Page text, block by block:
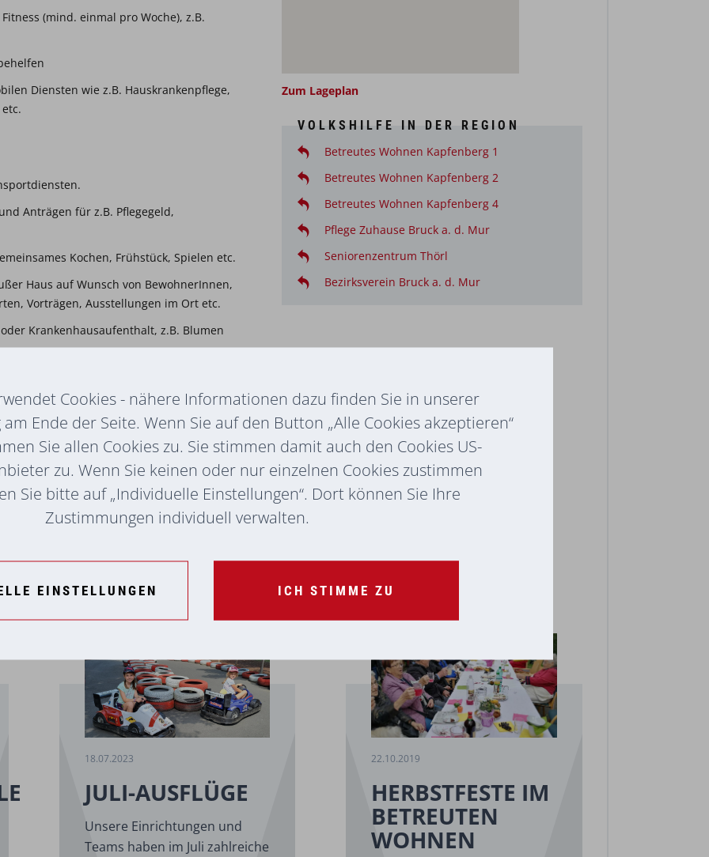
(mind. einmal pro Woche), z.B.
Diensten wie z.B. Hauskrankenpflege,
Anträgen für z.B. Pflegegeld,
Kochen, Frühstück, Spielen etc.
Haus auf Wunsch von BewohnerInnen,
Vorträgen, Ausstellungen im Ort etc.
Krankenhausaufenthalt, z.B. Blumen
sehr gerne eingegangen.
sind ortsüblich und werden Ihnen direkt
für die Betreuungsleistung werden vom
Zum Lageplan
VOLKSHILFE IN DER REGION
Betreutes Wohnen Kapfenberg 1
Betreutes Wohnen Kapfenberg 2
Betreutes Wohnen Kapfenberg 4
Pflege Zuhause Bruck a. d. Mur
Seniorenzentrum Thörl
Bezirksverein Bruck a. d. Mur
18.07.2023
JULI-AUSFLÜGE
Unsere Einrichtungen und
Teams haben im Juli zahlreiche
22.10.2019
HERBSTFESTE IM
BETREUTEN
WOHNEN
Cookies - nähere Informationen dazu finden Sie in unserer
Ende der Seite. Wenn Sie auf den Button „Alle Cookies akzeptieren“
Sie allen Cookies zu. Sie stimmen damit auch den Cookies US-
zu. Wenn Sie keinen oder nur einzelnen Cookies zustimmen
Sie bitte auf „Individuelle Einstellungen“. Dort können Sie Ihre
Zustimmungen individuell verwalten.
EINSTELLUNGEN ICH STIMME ZU